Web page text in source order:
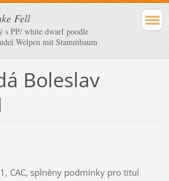
Fell
s PP/ white dwarf poodle
Welpen mit Stammbaum
Boleslav
CAC, splněny podmínky pro titul